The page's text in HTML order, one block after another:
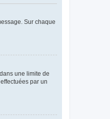
Sur chaque
une limite de
par un